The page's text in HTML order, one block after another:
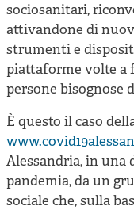
sociosanitari,
attivandone di
strumenti e
piattaforme volte a
persone bisognose
È questo il caso
Alessandria, in una
pandemia, da un
sociale che, sulla